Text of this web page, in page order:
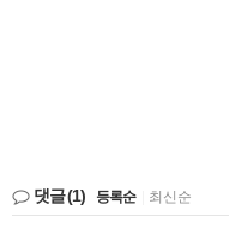
댓글(1) 등록순 최신순